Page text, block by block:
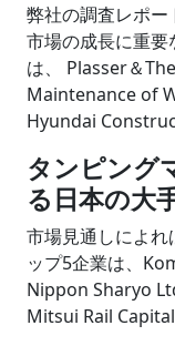
弊社の調査レポ
市場の成長に重
は、 Plasser＆
Maintenance of
Hyundai
タンピング
る日本の大
市場見通しによれ
ップ5企業は、
Nippon Sharyo
Mitsui Rail Capital